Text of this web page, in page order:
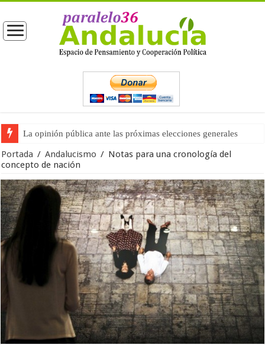
La opinión pública ante las próximas elecciones generales
Portada / Andalucismo / Notas para una cronología del
concepto de nación